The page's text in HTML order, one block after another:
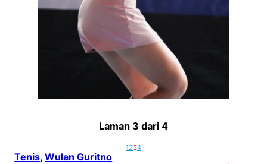
Laman 3 dari 4
1234
Tenis, Wulan Guritno